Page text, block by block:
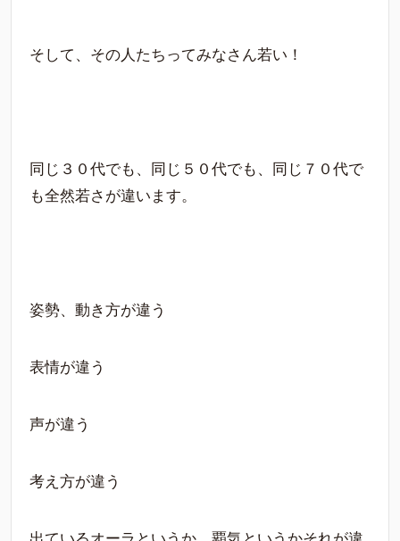
そして、その人たちってみなさん若い！
同じ３０代でも、同じ５０代でも、同じ７０代で
も全然若さが違います。
姿勢、動き方が違う
表情が違う
声が違う
考え方が違う